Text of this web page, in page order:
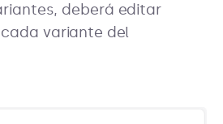
deberá editar
variante del